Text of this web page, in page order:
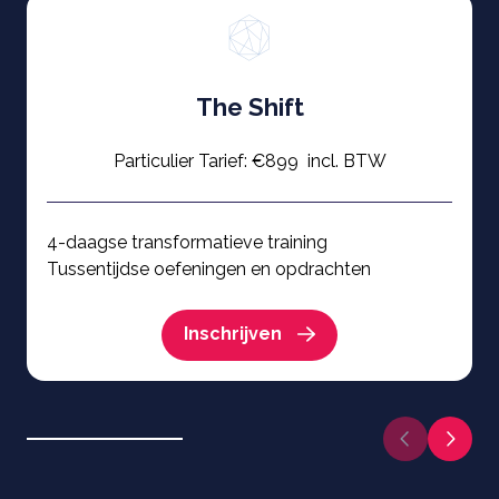
The Shift
Particulier Tarief: €899 incl. BTW
4-daagse transformatieve training
Tussentijdse oefeningen en opdrachten
The Shift:
Inschrijven
Vorige slide
Volgende slide